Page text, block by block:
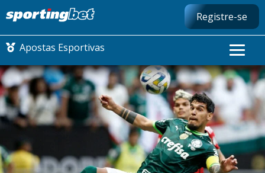
Registre-se
Apostas Esportivas
CONMEBOL LIBERTADORES
FUTEBOL NACIONAL
FUTEBOL INTERNACIONAL